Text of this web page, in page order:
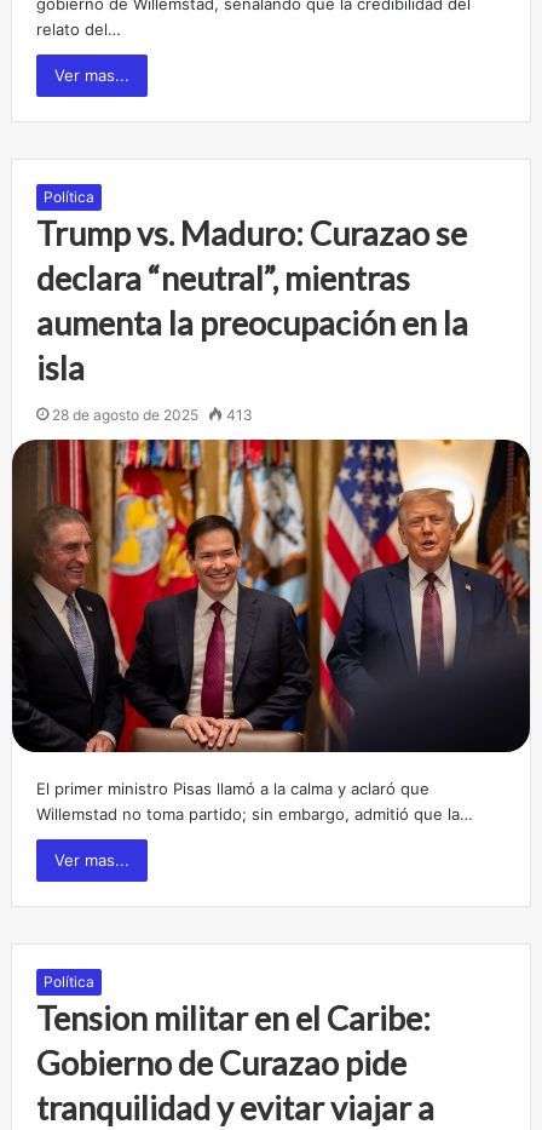
relato del…
Ver mas...
Política
Trump vs. Maduro: Curazao se
declara “neutral”, mientras
aumenta la preocupación en la
isla
28 de agosto de 2025 413
El primer ministro Pisas llamó a la calma y aclaró que
Willemstad no toma partido; sin embargo, admitió que la…
Ver mas...
Política
Tension militar en el Caribe:
Gobierno de Curazao pide
tranquilidad y evitar viajar a